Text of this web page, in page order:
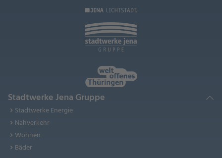
Stadtwerke Jena Gruppe
Stadtwerke Energie
Nahverkehr
Wohnen
Bäder